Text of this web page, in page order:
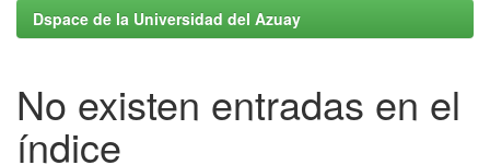
Dspace de la Universidad del Azuay
No existen entradas en el
índice